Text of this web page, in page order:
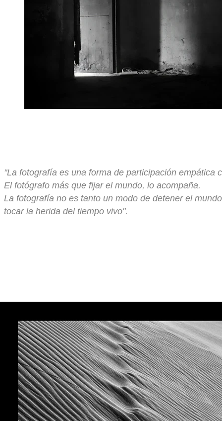
"La fotografía es una forma de participación empática
El fotógrafo más que fijar el mundo, lo acompaña.
La fotografía no es tanto un modo de detener el
tocar la herida del tiempo vivo".